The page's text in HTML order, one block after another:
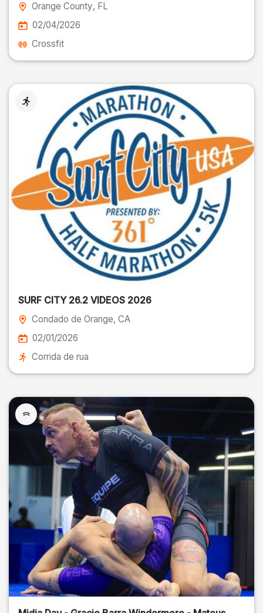
Orange County, FL
02/04/2026
Crossfit
SURF CITY 26.2 VIDEOS 2026
Condado de Orange, CA
02/01/2026
Corrida de rua